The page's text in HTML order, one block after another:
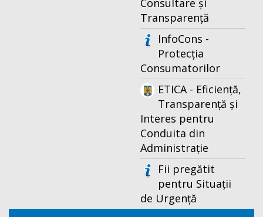
Consultare și
Transparență
InfoCons -
Protecția
Consumatorilor
ETICA - Eficiență,
Transparență și
Interes pentru
Conduita din
Administrație
Fii pregătit
pentru Situații
de Urgență